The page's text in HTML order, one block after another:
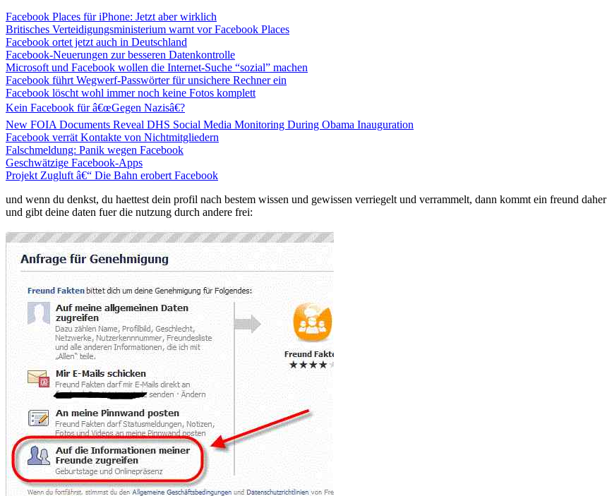
Facebook Places für iPhone: Jetzt aber wirklich
Britisches Verteidigungsministerium warnt vor Facebook Places
Facebook ortet jetzt auch in Deutschland
Facebook-Neuerungen zur besseren Datenkontrolle
Microsoft und Facebook wollen die Internet-Suche “sozial” machen
Facebook führt Wegwerf-Passwörter für unsichere Rechner ein
Facebook löscht wohl immer noch keine Fotos komplett
Kein Facebook für â€œGegen Nazisâ€?
New FOIA Documents Reveal DHS Social Media Monitoring During Obama Inauguration
Facebook verrät Kontakte von Nichtmitgliedern
Falschmeldung: Panik wegen Facebook
Geschwätzige Facebook-Apps
Projekt Zugluft â€“ Die Bahn erobert Facebook
und wenn du denkst, du haettest dein profil nach bestem wissen und gewissen verriegelt und verrammelt, dann kommt ein freund daher
und gibt deine daten fuer die nutzung durch andere frei: